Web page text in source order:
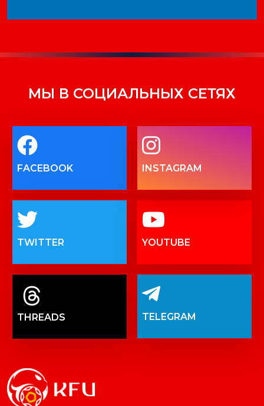
МЫ В СОЦИАЛЬНЫХ СЕТЯХ
FACEBOOK INSTAGRAM
TWITTER YOUTUBE
THREADS TELEGRAM